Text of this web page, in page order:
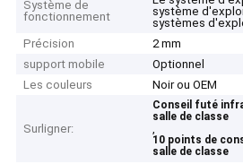
Aperçu
Produits
Vidéos
VR Show
Système de
fonctionnement
système
systèmes
Précision
2 mm
support mobile
Optionnel
Les couleurs
Noir ou OEM
Surligner:
Conseil futé
salle de classe
,
10 points de
salle de classe